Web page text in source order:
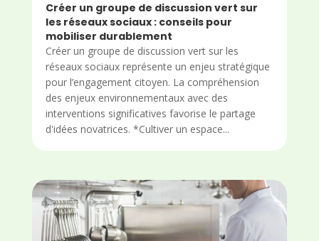
Créer un groupe de discussion vert sur
les réseaux sociaux : conseils pour
mobiliser durablement
Créer un groupe de discussion vert sur les
réseaux sociaux représente un enjeu stratégique
pour l’engagement citoyen. La compréhension
des enjeux environnementaux avec des
interventions significatives favorise le partage
d'idées novatrices. *Cultiver un espace...